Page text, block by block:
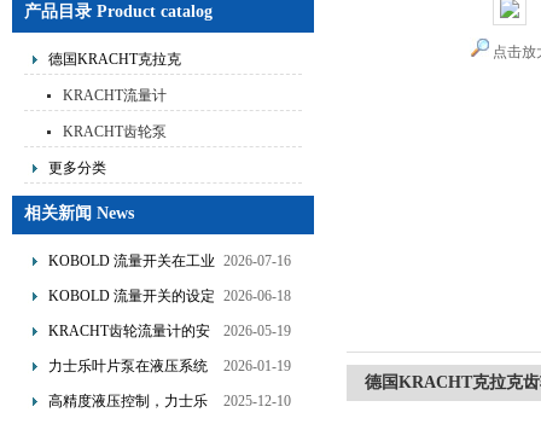
产品目录 Product catalog
德国KRACHT克拉克
KRACHT流量计
KRACHT齿轮泵
更多分类
相关新闻 News
KOBOLD 流量开关在工业
管道水流量监测中的应用
2026-07-16
KOBOLD 流量开关的设定
流量调节与刻度指示
2026-06-18
KRACHT齿轮流量计的安
装要求：直管段、过滤器
2026-05-19
力士乐叶片泵在液压系统
中的应用分析
2026-01-19
高精度液压控制，力士乐
2025-12-10
点击放
德国KRACHT克拉克